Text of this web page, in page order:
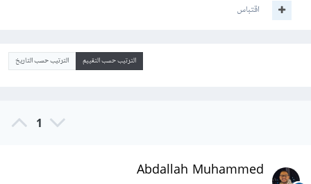
اقتباس
الترتيب حسب التقييم الترتيب حسب التاريخ
1
Abdallah Muhammed